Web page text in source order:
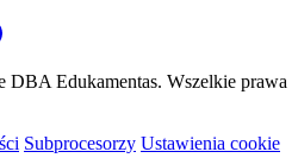
Edukamentas. Wszelkie prawa
Subprocesorzy Ustawienia cookie